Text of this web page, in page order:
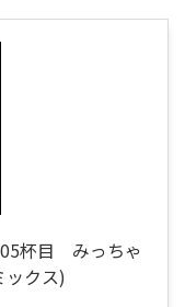
杯目 みっちゃ
ックス)